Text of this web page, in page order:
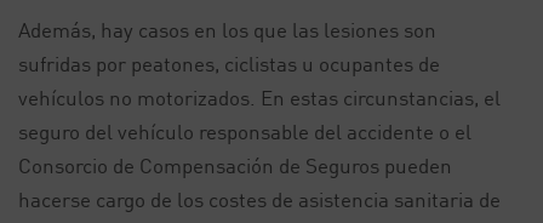
Además, hay casos en los que las lesiones son
sufridas por peatones, ciclistas u ocupantes de
vehículos no motorizados. En estas circunstancias, el
seguro del vehículo responsable del accidente o el
Consorcio de Compensación de Seguros pueden
hacerse cargo de los costes de asistencia sanitaria de